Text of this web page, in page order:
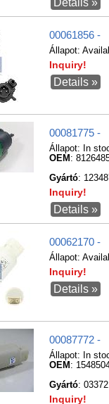
Details »
00061856 -
Állapot:
Inquiry!
Details »
00081775 -
Állapot:
In
OEM :
Gyártó:
Inquiry!
Details »
00062170 -
Állapot:
Inquiry!
Details »
00087772 -
Állapot:
In
OEM :
Gyártó:
Inquiry!